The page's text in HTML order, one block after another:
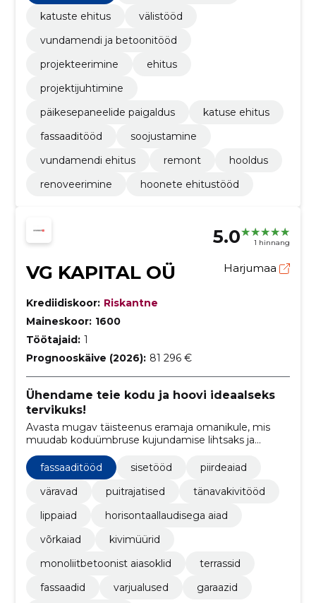
katuste ehitus
välistööd
vundamendi ja betoonitööd
projekteerimine
ehitus
projektijuhtimine
päikesepaneelide paigaldus
katuse ehitus
fassaaditööd
soojustamine
vundamendi ehitus
remont
hooldus
renoveerimine
hoonete ehitustööd
5.0 1 hinnang
VG KAPITAL OÜ Harjumaa
Krediidiskoor: Riskantne
Maineskoor: 1600
Töötajaid: 1
Prognooskäive (2026): 81 296 €
Ühendame teie kodu ja hoovi ideaalseks
tervikuks!
Avasta mugav täisteenus eramaja omanikule, mis
muudab koduümbruse kujundamise lihtsaks ja
stressivabaks. Meie professionaalsed lahendused
hõlmavad piirdeaedade, terrasside, kuuride ja
tänavakivitööde paigaldamist, et luua täiuslik väliruum
just sinu jaoks.
fassaaditööd sisetööd
piirdeaiad
väravad
puitrajatised
tänavakivitööd
lippaiad
horisontaallaudisega aiad
võrkaiad
kivimüürid
monoliitbetoonist aiasoklid
terrassid
fassaadid
varjualused
garaazid